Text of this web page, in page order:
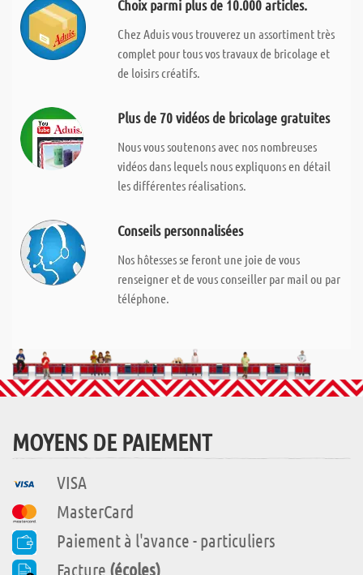
Choix parmi plus de 10.000 articles.
Chez Aduis vous trouverez un assortiment très
complet pour tous vos travaux de bricolage et
de loisirs créatifs.
Plus de 70 vidéos de bricolage gratuites
Nous vous soutenons avec nos nombreuses
vidéos dans lequels nous expliquons en détail
les différentes réalisations.
Conseils personnalisées
Nos hôtesses se feront une joie de vous
renseigner et de vous conseiller par mail ou par
téléphone.
MOYENS DE PAIEMENT
VISA
MasterCard
Paiement à l'avance - particuliers
Facture (écoles)